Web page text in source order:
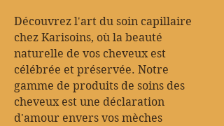
Découvrez l'art du soin capillaire
chez Karisoins, où la beauté
naturelle de vos cheveux est
célébrée et préservée. Notre
gamme de produits de soins des
cheveux est une déclaration
d'amour envers vos mèches